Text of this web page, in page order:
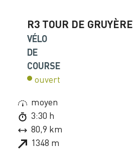
R3 TOUR DE GRUYÈRE
VÉLO
DE
COURSE
ouvert
moyen
3:30 h
80,9 km
1348 m